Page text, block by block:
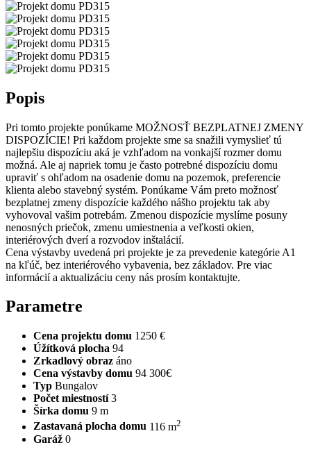
Popis
Pri tomto projekte ponúkame MOŽNOSŤ BEZPLATNEJ ZMENY
DISPOZÍCIE! Pri každom projekte sme sa snažili vymyslieť tú
najlepšiu dispozíciu aká je vzhľadom na vonkajší rozmer domu
možná. Ale aj napriek tomu je často potrebné dispozíciu domu
upraviť s ohľadom na osadenie domu na pozemok, preferencie
klienta alebo stavebný systém. Ponúkame Vám preto možnosť
bezplatnej zmeny dispozície každého nášho projektu tak aby
vyhovoval vašim potrebám. Zmenou dispozície myslíme posuny
nenosných priečok, zmenu umiestnenia a veľkosti okien,
interiérových dverí a rozvodov inštalácií.
Cena výstavby uvedená pri projekte je za prevedenie kategórie A1
na kľúč, bez interiérového vybavenia, bez základov. Pre viac
informácií a aktualizáciu ceny nás prosím kontaktujte.
Parametre
Cena projektu domu 1250 €
Úžítková plocha 94
Zrkadlový obraz áno
Cena výstavby domu 94 300€
Typ Bungalov
Počet miestností 3
Šírka domu 9 m
Zastavaná plocha domu 116 m2
Garáž 0